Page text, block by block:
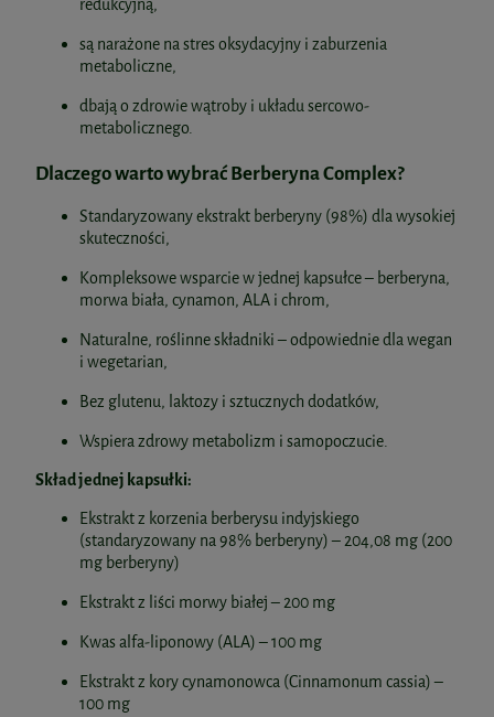
redukcyjną,
są narażone na stres oksydacyjny i zaburzenia
metaboliczne,
dbają o zdrowie wątroby i układu sercowo-
metabolicznego.
Dlaczego warto wybrać Berberyna Complex?
Standaryzowany ekstrakt berberyny (98%) dla wysokiej
skuteczności,
Kompleksowe wsparcie w jednej kapsułce – berberyna,
morwa biała, cynamon, ALA i chrom,
Naturalne, roślinne składniki – odpowiednie dla wegan
i wegetarian,
Bez glutenu, laktozy i sztucznych dodatków,
Wspiera zdrowy metabolizm i samopoczucie.
Skład jednej kapsułki:
Ekstrakt z korzenia berberysu indyjskiego
(standaryzowany na 98% berberyny) – 204,08 mg (200
mg berberyny)
Ekstrakt z liści morwy białej – 200 mg
Kwas alfa-liponowy (ALA) – 100 mg
Ekstrakt z kory cynamonowca (Cinnamonum cassia) –
100 mg